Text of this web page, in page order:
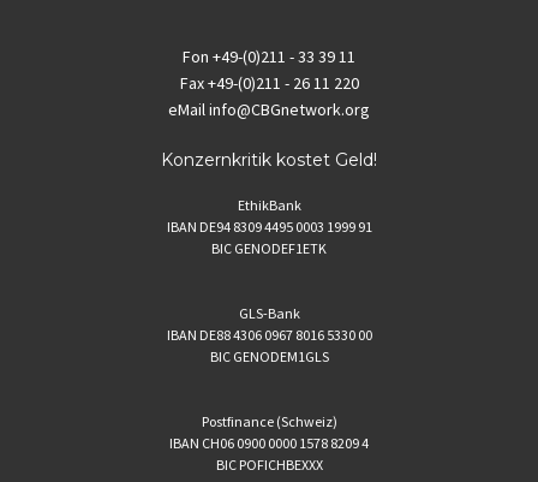
Fon +49-(0)211 - 33 39 11
Fax+49-(0)211 - 26 11 220
eMailinfo@CBGnetwork.org
Konzernkritik kostet Geld!
EthikBank
IBAN DE94 8309 4495 0003 1999 91
BIC GENODEF1ETK
GLS-Bank
IBAN DE88 4306 0967 8016 5330 00
BIC GENODEM1GLS
Postfinance (Schweiz)
IBAN CH06 0900 0000 1578 8209 4
BIC POFICHBEXXX